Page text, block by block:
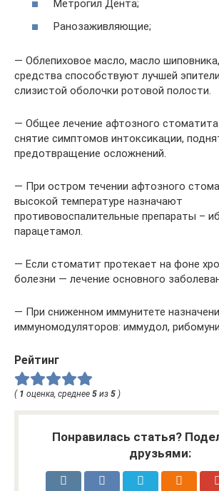
Метрогил Дента;
Ранозаживляющие;
— Облепиховое масло, масло
средства способствуют лучшей
слизистой оболочки ротовой полости.
— Общее лечение афтозного стоматита
снятие симптомов интоксикации,
предотвращение осложнений.
— При остром течении афтозного
высокой температуре назначают
противовоспалительные препараты –
парацетамол.
— Если стоматит протекает на фоне
болезни — лечение основного
— При сниженном иммунитете
иммуномодуляторов: иммудол,
Рейтинг
( 1 оценка, среднее 5 из 5 )
Понравилась статья?
друзьями: